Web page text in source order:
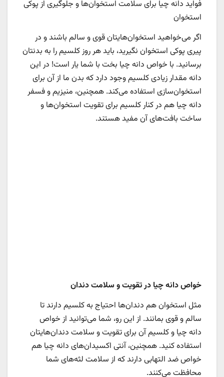
فواید دانه چیا برای سلامت استخوان‌ها و جلوگیری از پوکی
استخوان
اگر می‌خواهید استخوان‌هایتان قوی و سالم باشند و در
پیری پوکی استخوان نگیرید، باید هر روز کلسیم را به بدنتان
برسانید. با خواص دانه چیا بخت با شما یار است! در این
دانه مقدار زیادی کلسیم وجود دارد که بدن ما از آن برای
استخوان‌سازی استفاده می‌کند. همچنین، منیزیم و فسفر
دانه چیا هم در کنار کلسیم برای تقویت استخوان‌ها و
ساخت بافت‌های آن مفید هستند.
خواص دانه چیا در تقویت و سلامت دندان
مثل استخوان هم دندان‌ها احتیاج به کلسیم دارند تا
سالم و قوی بمانند. از این رو، شما می‌توانید از خواص
دانه چیا و کلسیم آن برای تقویت و سلامت دندان‌هایتان
استفاده کنید. همچنین، آنتی اکسیدان‌های دانه چیا هم
خواص ضد التهابی دارند که از سلامت لثه‌های شما
محافظت می‌کنند.